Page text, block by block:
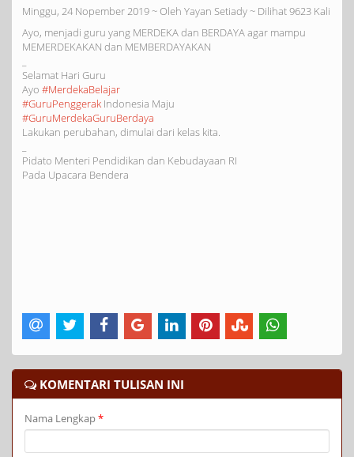
Minggu, 24 Nopember 2019 ~ Oleh Yayan Setiady ~ Dilihat 9623 Kali
Ayo, menjadi guru yang MERDEKA dan BERDAYA agar mampu
MEMERDEKAKAN dan MEMBERDAYAKAN
Selamat Hari Guru
Ayo #MerdekaBelajar
#GuruPenggerak Indonesia Maju
#GuruMerdekaGuruBerdaya
Lakukan perubahan, dimulai dari kelas kita.
Pidato Menteri Pendidikan dan Kebudayaan RI
Pada Upacara Bendera
KOMENTARI TULISAN INI
Nama Lengkap*